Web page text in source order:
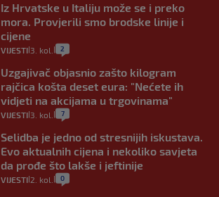
Iz Hrvatske u Italiju može se i preko
mora. Provjerili smo brodske linije i
cijene
VIJESTI 3. kol. 2
Uzgajivač objasnio zašto kilogram
rajčica košta deset eura: "Nećete ih
vidjeti na akcijama u trgovinama"
VIJESTI 3. kol. 7
Selidba je jedno od stresnijih iskustava.
Evo aktualnih cijena i nekoliko savjeta
da prođe što lakše i jeftinije
VIJESTI 2. kol. 0